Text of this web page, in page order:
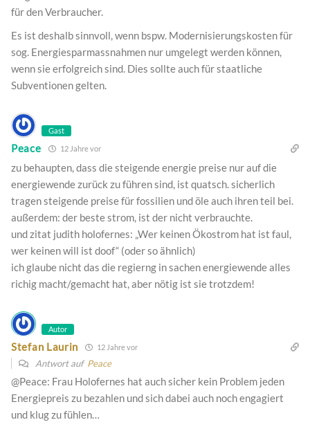
für den Verbraucher.
Es ist deshalb sinnvoll, wenn bspw. Modernisierungskosten für
sog. Energiesparmassnahmen nur umgelegt werden können,
wenn sie erfolgreich sind. Dies sollte auch für staatliche
Subventionen gelten.
Gast
Peace 12 Jahre vor
zu behaupten, dass die steigende energie preise nur auf die
energiewende zurück zu führen sind, ist quatsch. sicherlich
tragen steigende preise für fossilien und öle auch ihren teil bei.
außerdem: der beste strom, ist der nicht verbrauchte.
und zitat judith holofernes: „Wer keinen Ökostrom hat ist faul,
wer keinen will ist doof“ (oder so ähnlich)
ich glaube nicht das die regierng in sachen energiewende alles
richig macht/gemacht hat, aber nötig ist sie trotzdem!
Autor
Stefan Laurin 12 Jahre vor
Antwort auf Peace
@Peace: Frau Holofernes hat auch sicher kein Problem jeden
Energiepreis zu bezahlen und sich dabei auch noch engagiert
und klug zu fühlen…